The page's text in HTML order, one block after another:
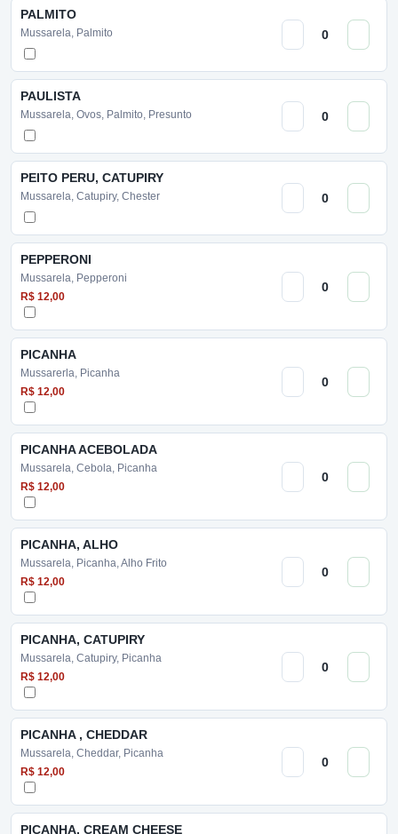
PALMITO
Mussarela, Palmito
PAULISTA
Mussarela, Ovos, Palmito, Presunto
PEITO PERU, CATUPIRY
Mussarela, Catupiry, Chester
PEPPERONI
Mussarela, Pepperoni
R$ 12,00
PICANHA
Mussarerla, Picanha
R$ 12,00
PICANHA ACEBOLADA
Mussarela, Cebola, Picanha
R$ 12,00
PICANHA, ALHO
Mussarela, Picanha, Alho Frito
R$ 12,00
PICANHA, CATUPIRY
Mussarela, Catupiry, Picanha
R$ 12,00
PICANHA , CHEDDAR
Mussarela, Cheddar, Picanha
R$ 12,00
PICANHA, CREAM CHEESE